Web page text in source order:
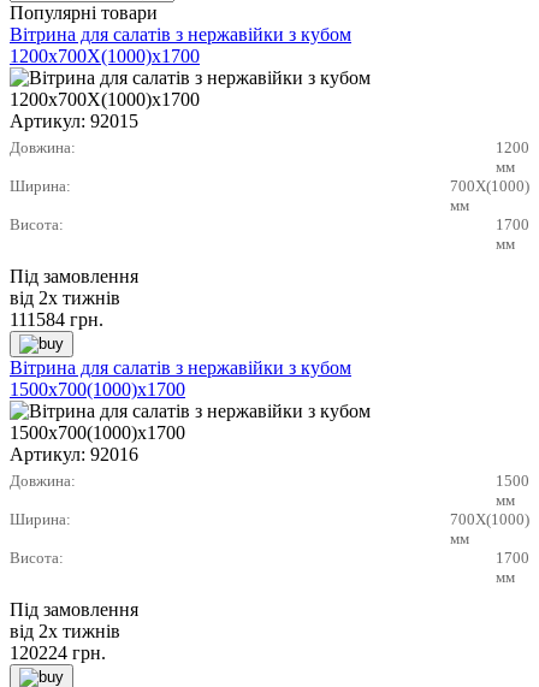
Популярні товари
Вітрина для салатів з нержавійки з кубом
1200х700X(1000)х1700
Артикул: 92015
Довжина:
1200
мм
Ширина:
700X(1000)
мм
Висота:
1700
мм
Під замовлення
від 2х тижнів
111584 грн.
Вітрина для салатів з нержавійки з кубом
1500х700(1000)х1700
Артикул: 92016
Довжина:
1500
мм
Ширина:
700X(1000)
мм
Висота:
1700
мм
Під замовлення
від 2х тижнів
120224 грн.